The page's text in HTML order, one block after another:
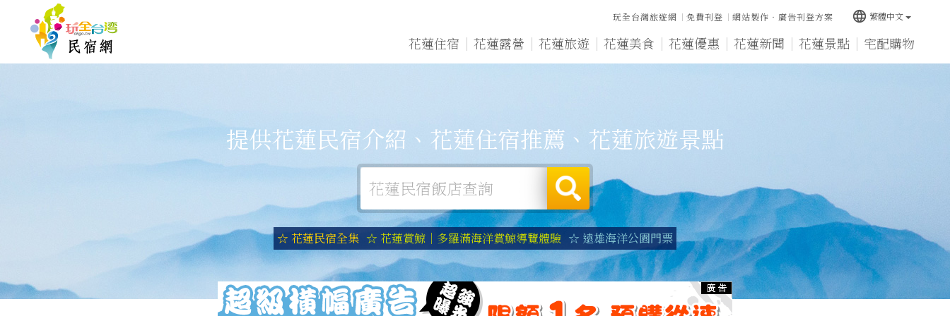
花蓮住宿 花蓮露營 花蓮旅遊 花蓮美食 花蓮優惠 花蓮新聞 花蓮景點 宅配購物
玩全台灣旅遊網 免費刊登 網站製作‧廣告刊登方案 language 繁體中文
提供花蓮民宿介紹、花蓮住宿推薦、花蓮旅遊景點
☆ 花蓮民宿全集 ☆ 花蓮賞鯨｜多羅滿海洋賞鯨導覽體驗 ☆ 遠雄海洋公園門票